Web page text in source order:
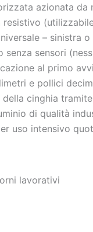
azionata da
resistivo
– sinistra o
senza sensori
al primo
e pollici
della cinghia
di qualità
uso intensivo
lavorativi